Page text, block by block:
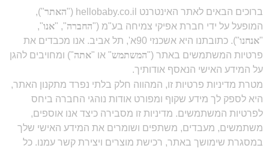
ברוכים הבאים לאתר האינטרנט hellobaby.co.il (" האתר"),
המופעל על ידי חברת אפיקי צמיחה בע"מ ("החברה", "אנו",
"אנחנו
"). כתובתנו היא אשכנזי 90א', תל אביב. אנו מכבדים את
פרטיות המשתמשים באתר ("המשתמש" או "אתה") ומחויבים להגן
על המידע האישי הנאסף אודותיך.
מטרת מדיניות פרטיות זו, המהווה חלק בלתי נפרד מתקנון האתר,
היא לספק לך מידע שקוף ומפורט אודות נוהגי החברה ביחס
לפרטיות המשתמשים. מדיניות זו מסבירה כיצד אנו אוספים,
משתמשים, מעבדים, משתפים ושומרים את המידע האישי שלך
במסגרת שימושך באתר, רכישת מוצרים ויצירת קשר עמנו. כל